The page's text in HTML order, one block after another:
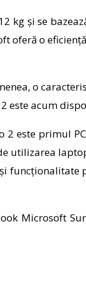
kg și se
oferă o
o
este acum
2 este primul
utilizarea
funcționalitate
Microsoft